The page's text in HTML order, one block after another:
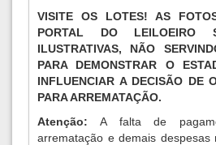
VISITE OS LOTES! AS
PORTAL DO LEILOEIRO
ILUSTRATIVAS, NÃO
PARA DEMONSTRAR O
INFLUENCIAR A DECISÃO DE
PARA ARREMATAÇÃO.
Atenção:A falta de
arrematação e demais